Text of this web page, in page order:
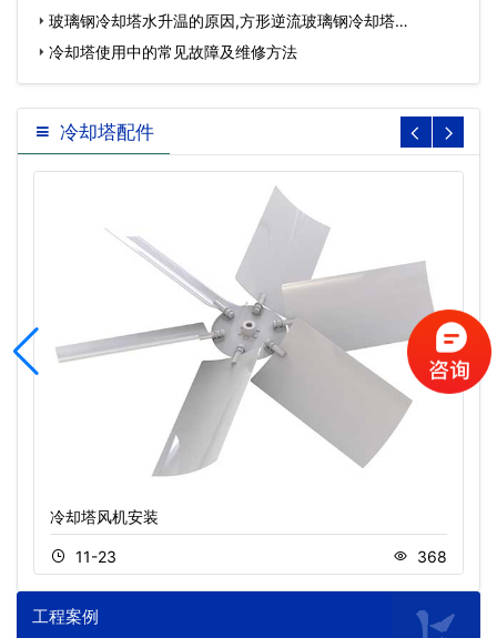
异…玻璃钢冷却塔水升温的原因,方形逆流玻璃钢冷却塔…
冷却塔使用中的常见故障及维修方法
冷却塔配件
冷却塔风机安装
11-23 368
工程案例